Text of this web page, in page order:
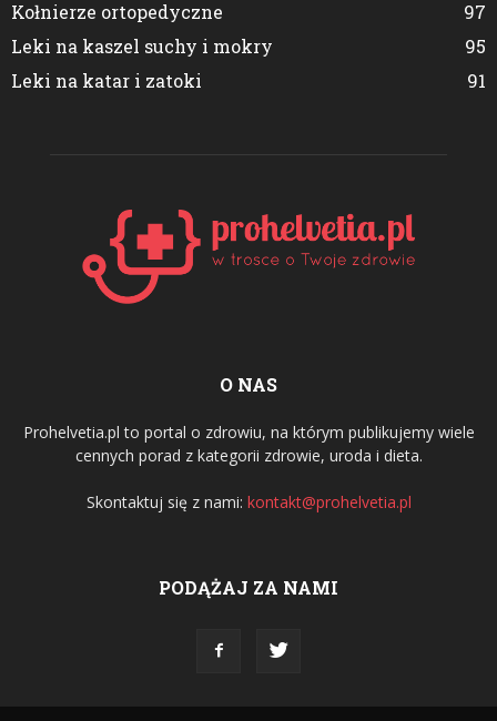
Kołnierze ortopedyczne
97
Leki na kaszel suchy i mokry
95
Leki na katar i zatoki
91
O NAS
Prohelvetia.pl to portal o zdrowiu, na którym publikujemy wiele
cennych porad z kategorii zdrowie, uroda i dieta.
Skontaktuj się z nami: kontakt@prohelvetia.pl
PODĄŻAJ ZA NAMI